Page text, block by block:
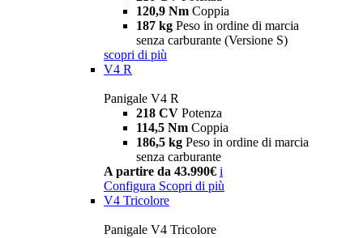
120,9 Nm Coppia
187 kg Peso in ordine di marcia
senza carburante (Versione S)
scopri di più
V4 R
Panigale V4 R
218 CV Potenza
114,5 Nm Coppia
186,5 kg Peso in ordine di marcia
senza carburante
A partire da 43.990€ i
Configura Scopri di più
V4 Tricolore
Panigale V4 Tricolore